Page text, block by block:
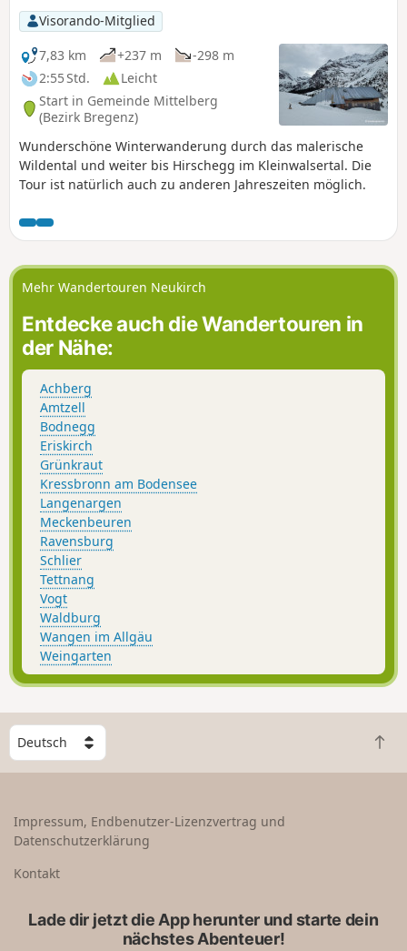
Visorando-Mitglied
7,83 km
+237 m
-298 m
2:55 Std.
Leicht
Start in Gemeinde Mittelberg
(Bezirk Bregenz)
Wunderschöne Winterwanderung durch das malerische
Wildental und weiter bis Hirschegg im Kleinwalsertal. Die
Tour ist natürlich auch zu anderen Jahreszeiten möglich.
Mehr Wandertouren Neukirch
Entdecke auch die Wandertouren in
der Nähe:
Achberg
Amtzell
Bodnegg
Eriskirch
Grünkraut
Kressbronn am Bodensee
Langenargen
Meckenbeuren
Ravensburg
Schlier
Tettnang
Vogt
Waldburg
Wangen im Allgäu
Weingarten
W
ä
h
e
n
Z
u
Impressum, Endbenutzer-Lizenzvertrag und
Datenschutzerklärung
Kontakt
Lade dir jetzt die App herunter und starte dein
nächstes Abenteuer!